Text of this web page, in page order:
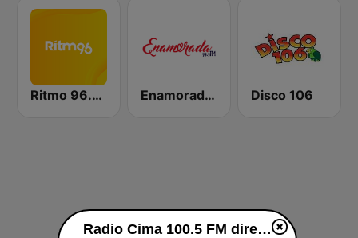
Ritmo 96.5 FM Enamorada 99.9 FM Disco 106
Radio Cima 100.5 FM direkte